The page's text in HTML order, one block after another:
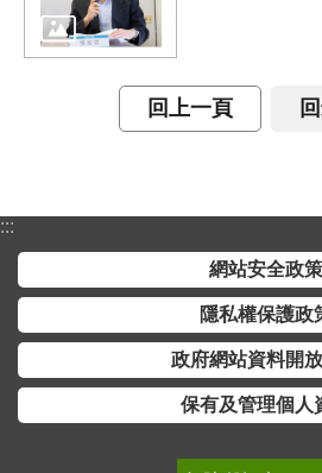
回上一頁
:::
網站安全政策
隱私權保護政
政府網站資料開
保有及管理個人